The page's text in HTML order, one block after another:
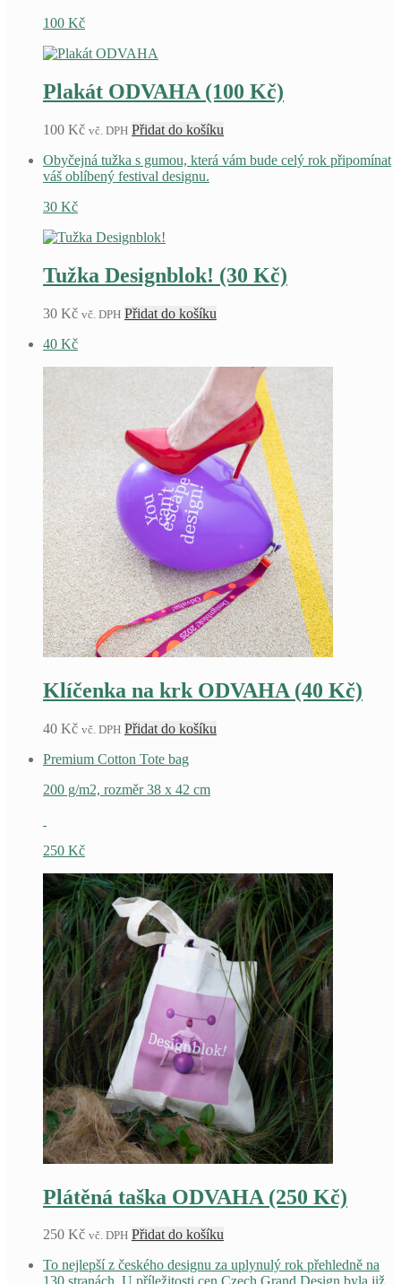
100 Kč
Plakát ODVAHA (100 Kč)
100 Kč vč. DPH Přidat do košíku
Obyčejná tužka s gumou, která vám bude celý rok připomínat
váš oblíbený festival designu.
30 Kč
Tužka Designblok! (30 Kč)
30 Kč vč. DPH Přidat do košíku
40 Kč
Klíčenka na krk ODVAHA (40 Kč)
40 Kč vč. DPH Přidat do košíku
Premium Cotton Tote bag
200 g/m2, rozměr 38 x 42 cm
250 Kč
Plátěná taška ODVAHA (250 Kč)
250 Kč vč. DPH Přidat do košíku
To nejlepší z českého designu za uplynulý rok přehledně na